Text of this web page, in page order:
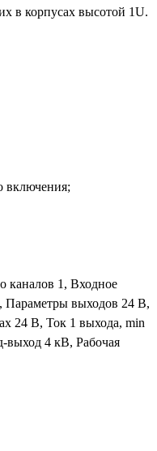
в корпусах высотой 1U.
включения;
каналов 1, Входное
Параметры выходов 24 В,
24 В, Ток 1 выхода, min
выход 4 кВ, Рабочая